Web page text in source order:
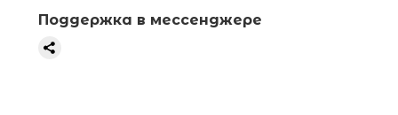
Поддержка в мессенджере